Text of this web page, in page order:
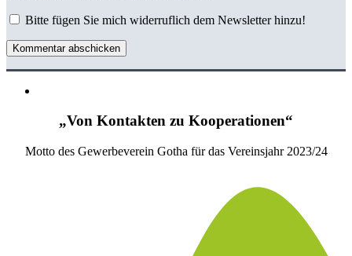
Bitte fügen Sie mich widerruflich dem Newsletter hinzu!
Kommentar abschicken
„Von Kontakten zu Kooperationen“
Motto des Gewerbeverein Gotha für das Vereinsjahr 2023/24